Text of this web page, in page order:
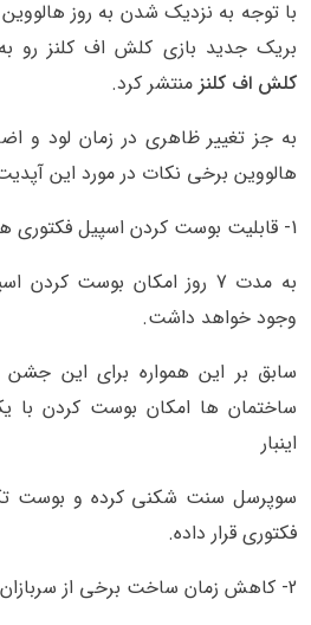
با توجه به نزدیک شدن به روز
بریک جدید بازی کلش اف کلنز رو
کلش اف کلنز منتشر کرد.
به جز تغییر ظاهری در زمان لود و
هالووین برخی نکات در مورد این
1- قابلیت بوست کردن اسپیل فکتوری ها با یک جم
به مدت 7 روز امکان بوست
وجود خواهد داشت.
سابق بر این همواره برای این
ساختمان ها امکان بوست کردن با
اینبار
سوپرسل سنت شکنی کرده و بوست
فکتوری قرار داده.
2- کاهش زمان ساخت برخی از سربازان به مدت محدود